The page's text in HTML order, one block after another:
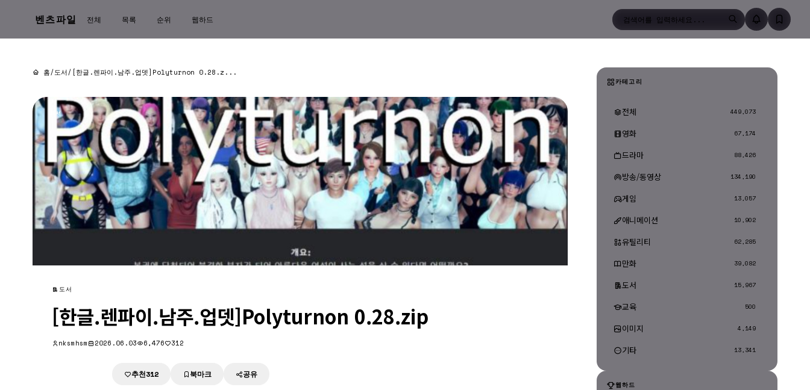
벤츠파일 전체 목록 순위 웹하드 검색
홈/도서/ [한글.렌파이.남주.업뎃]Polyturnon 0.28.z...
도서
도서
[한글.렌파이.남주.업뎃]Polyturnon 0.28.zip
nksmhsm 2026.06.03 6,476 312
추천312 북마크 공유
카테고리
전체 449,073
영화 67,174
드라마 88,426
방송/동영상 134,190
게임 13,057
애니메이션 10,902
유틸리티 62,285
만화 39,082
도서 15,967
교육 500
이미지 4,149
기타 13,341
웹하드